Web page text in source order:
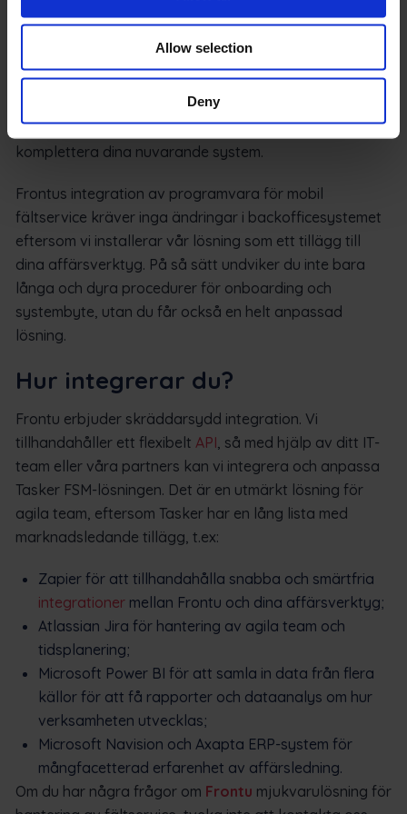
Allow selection
Deny
programvaran med ERP-
På Frontu anser vi att programvara för affärshantering
måste arbeta för ditt företag, inte mot det. Därför har
vi utvecklat en enkel FSM-integration för att
komplettera dina nuvarande system.
Frontus integration av programvara för mobil
fältservice kräver inga ändringar i backofficesystemet
eftersom vi installerar vår lösning som ett tillägg till
dina affärsverktyg. På så sätt undviker du inte bara
långa och dyra procedurer för onboarding och
systembyte, utan du får också en helt anpassad
lösning.
Hur integrerar du?
Frontu erbjuder skräddarsydd integration. Vi
tillhandahåller ett flexibelt API , så med hjälp av ditt IT-
team eller våra partners kan vi integrera och anpassa
Tasker FSM-lösningen. Det är en utmärkt lösning för
agila team, eftersom Tasker har en lång lista med
marknadsledande tillägg, t.ex:
Zapier för att tillhandahålla snabba och smärtfria
integrationer mellan Frontu och dina affärsverktyg;
Atlassian Jira för hantering av agila team och
tidsplanering;
Microsoft Power BI för att samla in data från flera
källor för att få rapporter och dataanalys om hur
verksamheten utvecklas;
Microsoft Navision och Axapta ERP-system för
mångfacetterad erfarenhet av affärsledning.
Om du har några frågor om Frontu mjukvarulösning för